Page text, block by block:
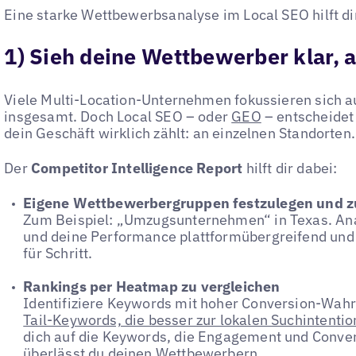
Eine starke Wettbewerbsanalyse im Local SEO hilft
1) Sieh deine Wettbewerber klar,
Viele Multi-Location-Unternehmen fokussieren sich
insgesamt. Doch Local SEO – oder GEO –
dein Geschäft wirklich zählt: an einzelnen Standorten.
Der Competitor Intelligence Report hilft dir dabei:
Eigene Wettbewerbergruppen festzulegen und
Zum Beispiel: „Umzugsunternehmen“ in Texas.
und deine Performance plattformübergreifend
für Schritt.
Rankings per Heatmap zu vergleichen
Identifiziere Keywords mit hoher Conversion-
Tail-Keywords, die besser zur lokalen
dich auf die Keywords, die Engagement und